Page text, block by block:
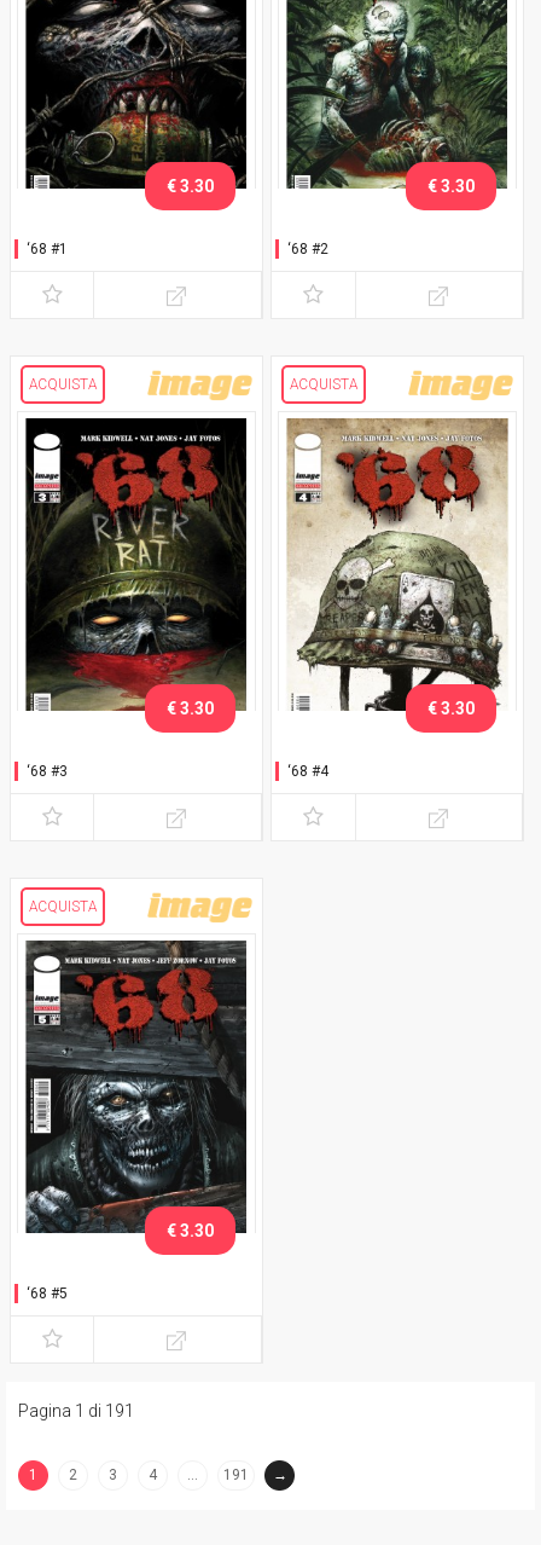
‘68 #1
€ 3.30
‘68 #2
€ 3.30
ACQUISTA
‘68 #3
€ 3.30
ACQUISTA
‘68 #4
€ 3.30
ACQUISTA
‘68 #5
€ 3.30
Pagina 1 di 191
1
2 3 4 … 191 →